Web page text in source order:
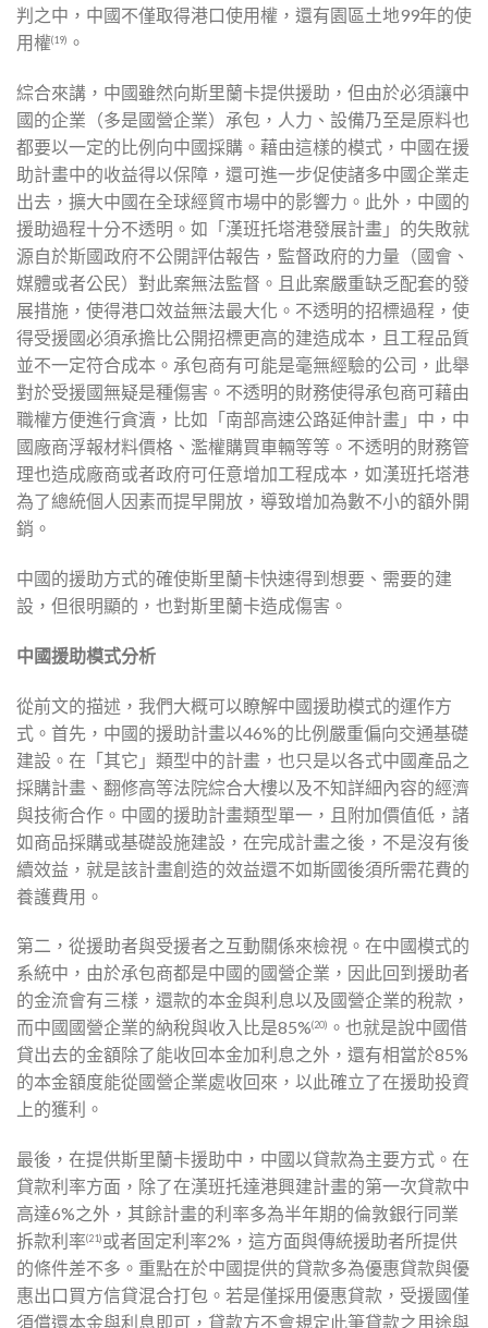
判之中，中國不僅取得港口使用權，還有園區土地99年的使
用權(19) 。
綜合來講，中國雖然向斯里蘭卡提供援助，但由於必須讓中
國的企業（多是國營企業）承包，人力、設備乃至是原料也
都要以一定的比例向中國採購。藉由這樣的模式，中國在援
助計畫中的收益得以保障，還可進一步促使諸多中國企業走
出去，擴大中國在全球經貿市場中的影響力。此外，中國的
援助過程十分不透明。如「漢班托塔港發展計畫」的失敗就
源自於斯國政府不公開評估報告，監督政府的力量（國會、
媒體或者公民）對此案無法監督。且此案嚴重缺乏配套的發
展措施，使得港口效益無法最大化。不透明的招標過程，使
得受援國必須承擔比公開招標更高的建造成本，且工程品質
並不一定符合成本。承包商有可能是毫無經驗的公司，此舉
對於受援國無疑是種傷害。不透明的財務使得承包商可藉由
職權方便進行貪瀆，比如「南部高速公路延伸計畫」中，中
國廠商浮報材料價格、濫權購買車輛等等。不透明的財務管
理也造成廠商或者政府可任意增加工程成本，如漢班托塔港
為了總統個人因素而提早開放，導致增加為數不小的額外開
銷。
中國的援助方式的確使斯里蘭卡快速得到想要、需要的建
設，但很明顯的，也對斯里蘭卡造成傷害。
中國援助模式分析
從前文的描述，我們大概可以瞭解中國援助模式的運作方
式。首先，中國的援助計畫以46%的比例嚴重偏向交通基礎
建設。在「其它」類型中的計畫，也只是以各式中國產品之
採購計畫、翻修高等法院綜合大樓以及不知詳細內容的經濟
與技術合作。中國的援助計畫類型單一，且附加價值低，諸
如商品採購或基礎設施建設，在完成計畫之後，不是沒有後
續效益，就是該計畫創造的效益還不如斯國後須所需花費的
養護費用。
第二，從援助者與受援者之互動關係來檢視。在中國模式的
系統中，由於承包商都是中國的國營企業，因此回到援助者
的金流會有三樣，還款的本金與利息以及國營企業的稅款，
而中國國營企業的納稅與收入比是85%(20) 。也就是說中國借
貸出去的金額除了能收回本金加利息之外，還有相當於85%
的本金額度能從國營企業處收回來，以此確立了在援助投資
上的獲利。
最後，在提供斯里蘭卡援助中，中國以貸款為主要方式。在
貸款利率方面，除了在漢班托達港興建計畫的第一次貸款中
高達6%之外，其餘計畫的利率多為半年期的倫敦銀行同業
拆款利率(21)或者固定利率2%，這方面與傳統援助者所提供
的條件差不多。重點在於中國提供的貸款多為優惠貸款與優
惠出口買方信貸混合打包。若是僅採用優惠貸款，受援國僅
須償還本金與利息即可，貸款方不會規定此筆貸款之用途與